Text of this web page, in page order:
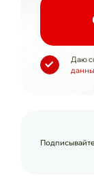
Даю